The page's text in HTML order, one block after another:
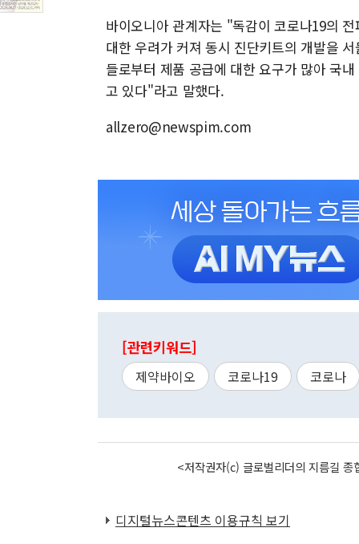
바이오니아 관계자는 "독감이 코로나19의
대한 우려가 커져 동시 진단키트의 개발을
들로부터 제품 공급에 대한 요구가 많아 국
고 있다"라고 말했다.
allzero@newspim.com
[관련키워드]
제약바이오 코로나19 코로나
<저작권자(c) 글로벌리더의 지름길
디지털뉴스콘텐츠 이용규칙 보기